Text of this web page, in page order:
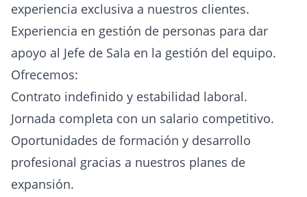
experiencia exclusiva a nuestros clientes.
Experiencia en gestión de personas para dar
apoyo al Jefe de Sala en la gestión del equipo.
Ofrecemos:
Contrato indefinido y estabilidad laboral.
Jornada completa con un salario competitivo.
Oportunidades de formación y desarrollo
profesional gracias a nuestros planes de
expansión.